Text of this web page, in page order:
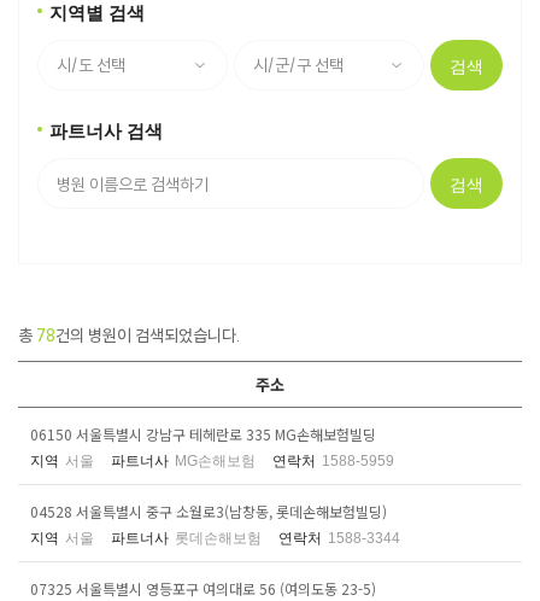
지역별 검색
검색
파트너사 검색
검색
총 78건의 병원이 검색되었습니다.
주소
06150 서울특별시 강남구 테헤란로 335 MG손해보험빌딩
지역 서울 파트너사 MG손해보험 연락처 1588-5959
04528 서울특별시 중구 소월로3(남창동, 롯데손해보험빌딩)
지역 서울 파트너사 롯데손해보험 연락처 1588-3344
07325 서울특별시 영등포구 여의대로 56 (여의도동 23-5)